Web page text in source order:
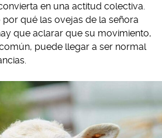
en una actitud colectiva.
qué las ovejas de la señora
que aclarar que su movimiento,
puede llegar a ser normal